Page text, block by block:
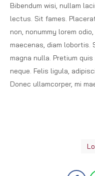
Bibendum wisi, nullam
lectus. Sit fames.
non, nonummy lorem
maecenas, diam lobortis.
magna nulla. Pretium
neque. Felis ligula,
Donec ullamcorper, mi